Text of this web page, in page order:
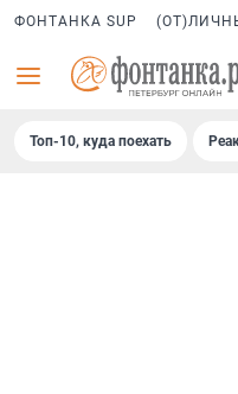
ФОНТАНКА SUP
Топ-10, куда поехать